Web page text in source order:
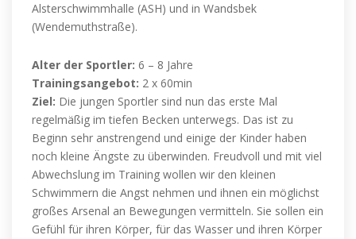
Alsterschwimmhalle (ASH) und in Wandsbek
(Wendemuthstraße).
Alter der Sportler: 6 – 8 Jahre
Trainingsangebot: 2 x 60min
Ziel: Die jungen Sportler sind nun das erste Mal
regelmäßig im tiefen Becken unterwegs. Das ist zu
Beginn sehr anstrengend und einige der Kinder haben
noch kleine Ängste zu überwinden. Freudvoll und mit viel
Abwechslung im Training wollen wir den kleinen
Schwimmern die Angst nehmen und ihnen ein möglichst
großes Arsenal an Bewegungen vermitteln. Sie sollen ein
Gefühl für ihren Körper, für das Wasser und ihren Körper